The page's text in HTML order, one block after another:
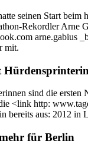
seinen Start
Rekordler Arne
arne.gabius
mit.
sind die
<link http:
bereits aus: 2012
für Berlin